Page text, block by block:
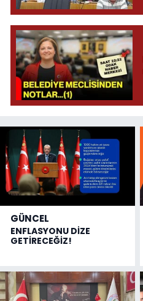
GÜNCEL
ENFLASYONU DİZE
GETİRECEĞİZ!